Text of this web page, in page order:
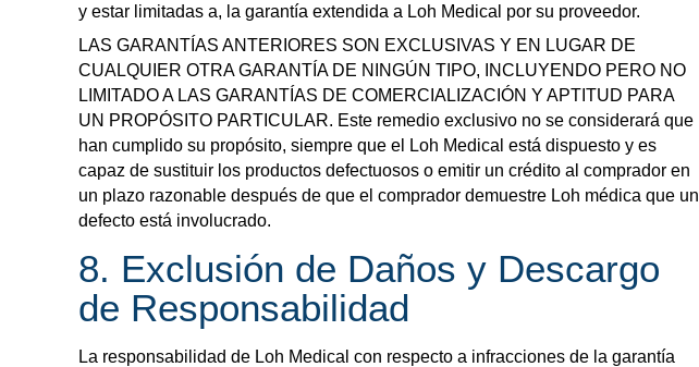
y estar limitadas a, la garantía extendida a Loh Medical por su proveedor.
LAS GARANTÍAS ANTERIORES SON EXCLUSIVAS Y EN LUGAR DE
CUALQUIER OTRA GARANTÍA DE NINGÚN TIPO, INCLUYENDO PERO NO
LIMITADO A LAS GARANTÍAS DE COMERCIALIZACIÓN Y APTITUD PARA
UN PROPÓSITO PARTICULAR. Este remedio exclusivo no se considerará que
han cumplido su propósito, siempre que el Loh Medical está dispuesto y es
capaz de sustituir los productos defectuosos o emitir un crédito al comprador en
un plazo razonable después de que el comprador demuestre Loh médica que un
defecto está involucrado.
8. Exclusión de Daños y Descargo
de Responsabilidad
La responsabilidad de Loh Medical con respecto a infracciones de la garantía